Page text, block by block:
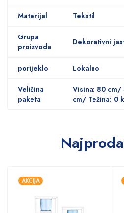
Materijal Tekstil
Grupa
proizvoda
Dekorativni
porijeklo Lokalno
Veličina
paketa
Visina: 80 cm/
cm/ Težina: 0
AKCIJA